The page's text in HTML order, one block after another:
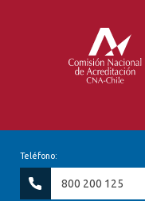
Teléfono:
800 200 125